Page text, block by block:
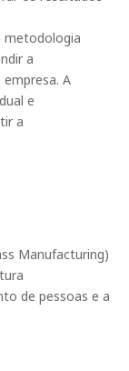
metodologia
a
A
e
a
Manufacturing)
de pessoas e a